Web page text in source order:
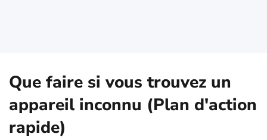
Que faire si vous trouvez un
appareil inconnu (Plan d'action
rapide)